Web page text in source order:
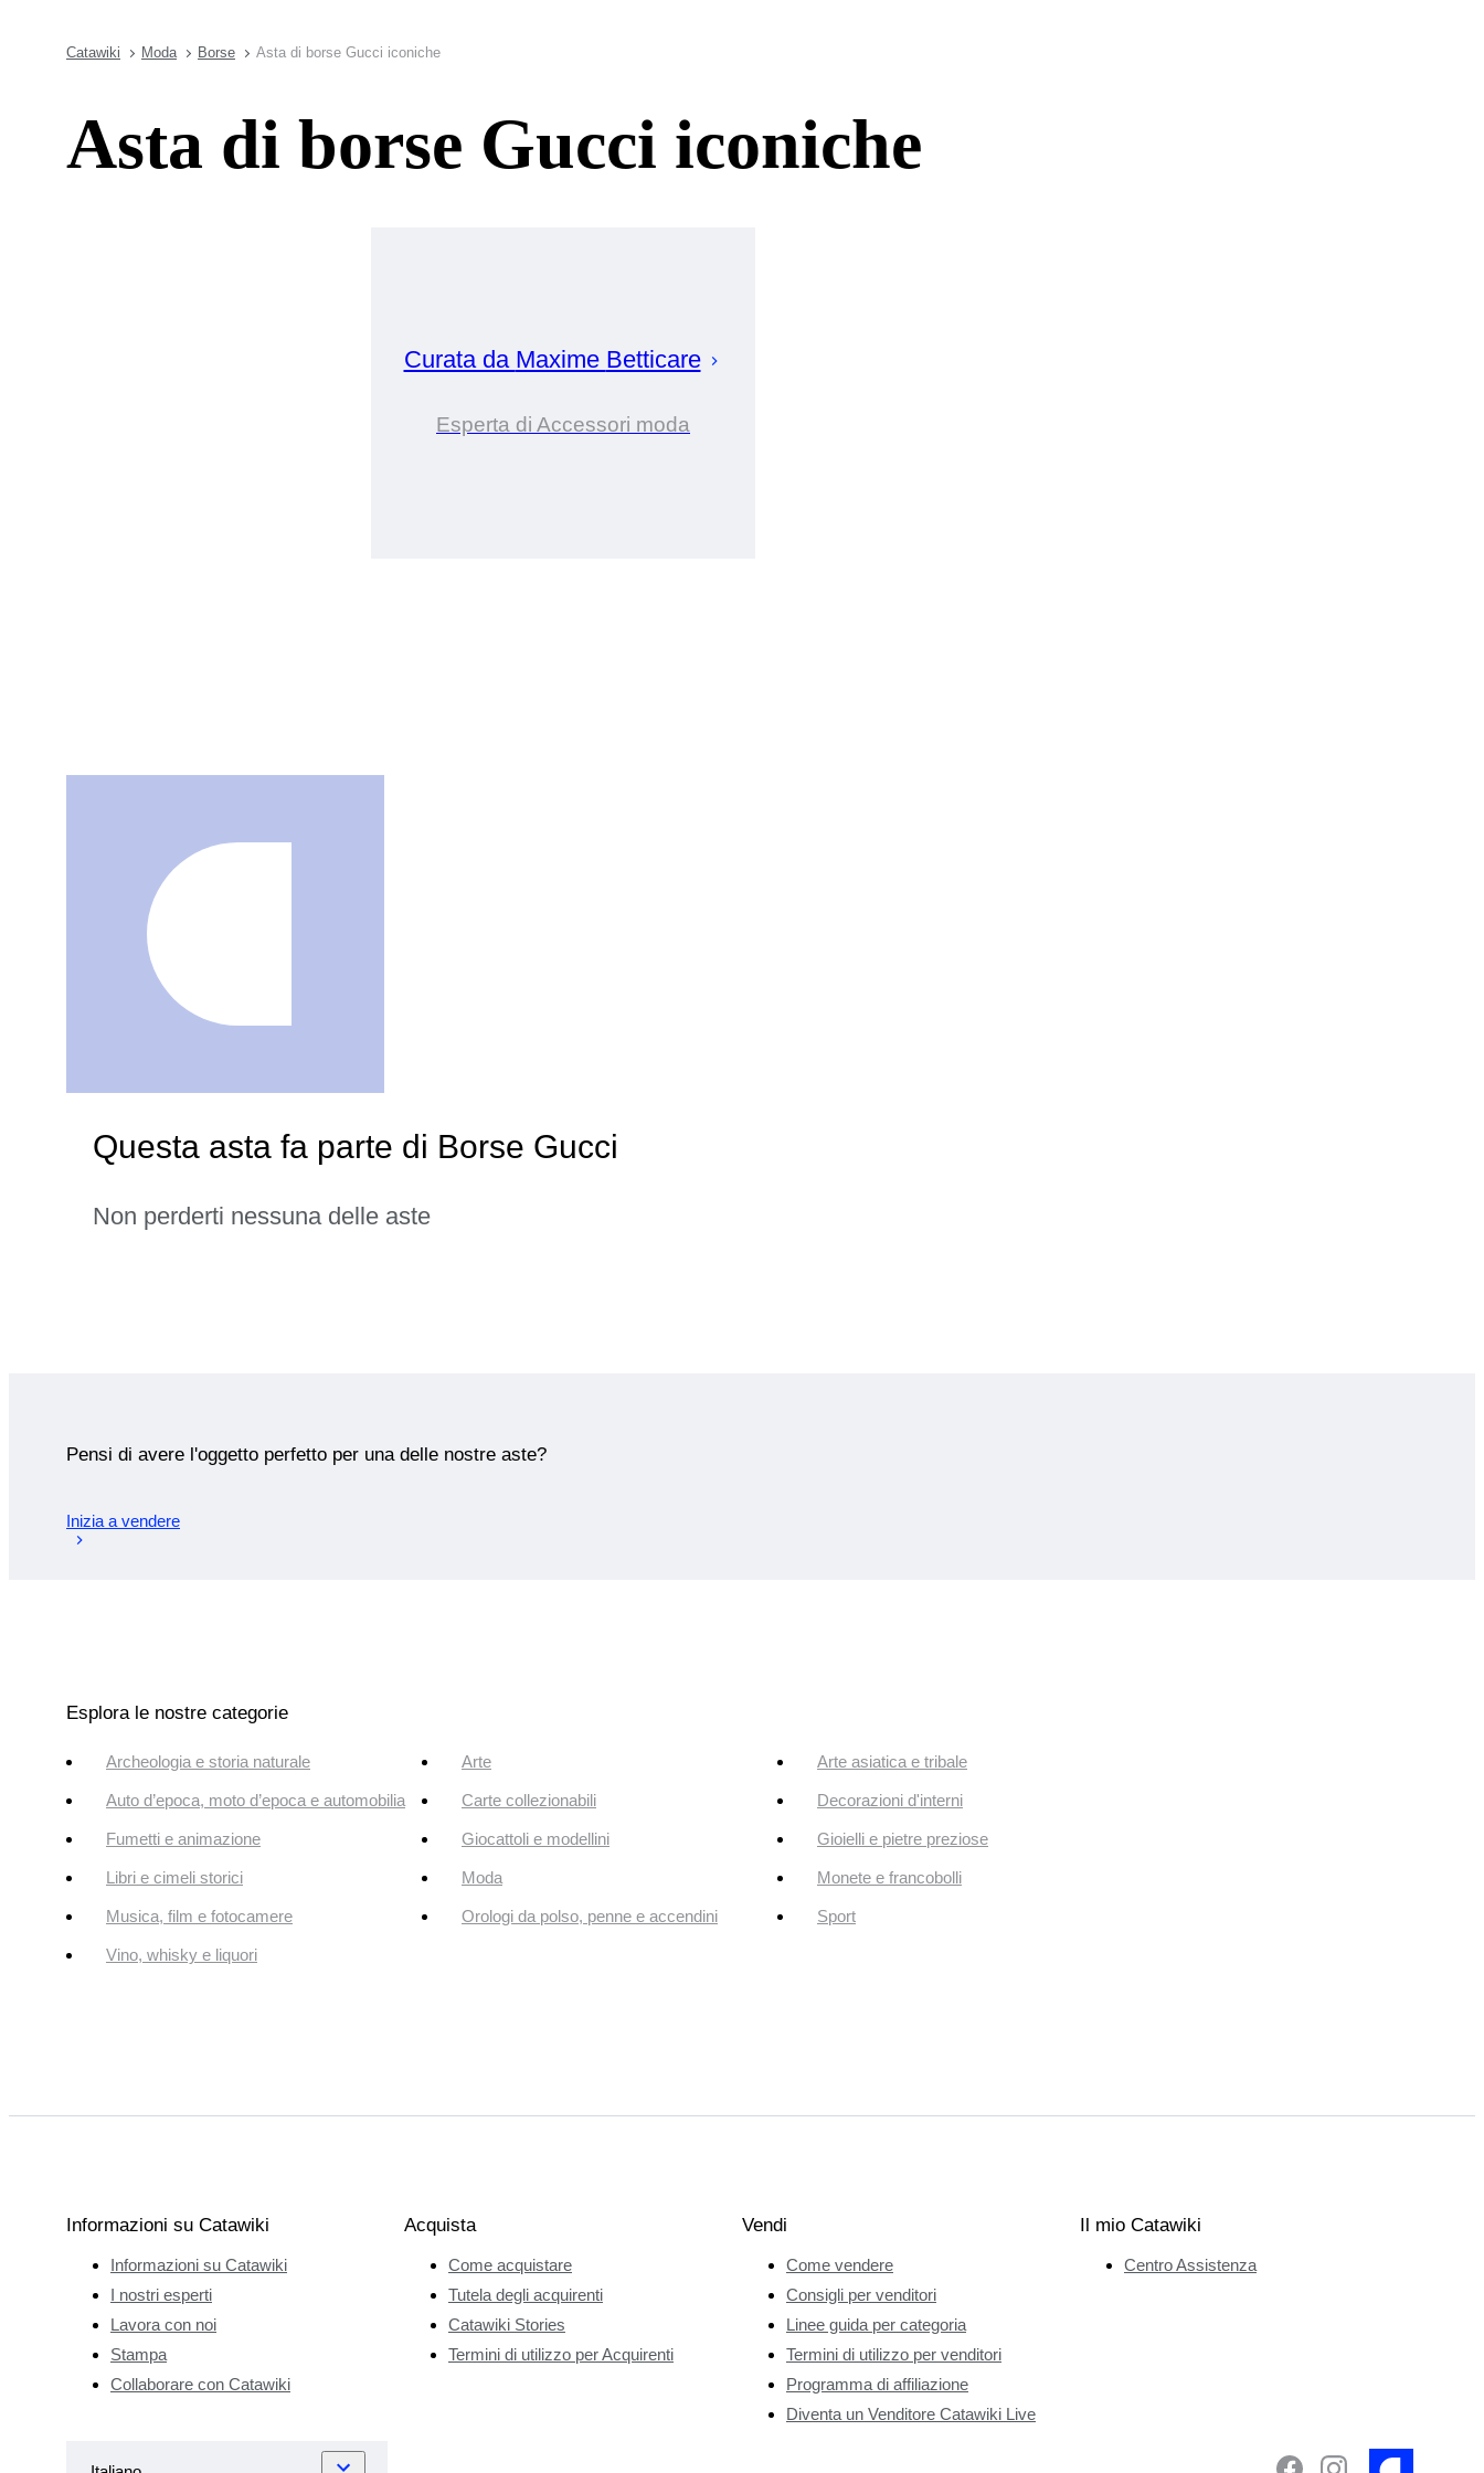
Catawiki Moda Borse Asta di borse Gucci iconiche
Asta di borse Gucci iconiche
Curata da Maxime Betticare
Esperta di Accessori moda
Questa asta fa parte di Borse Gucci
Non perderti nessuna delle aste
Pensi di avere l'oggetto perfetto per una delle nostre aste?
Inizia a vendere
Esplora le nostre categorie
Archeologia e storia naturale Arte Arte asiatica e tribale
Auto d’epoca, moto d’epoca e automobilia Carte collezionabili Decorazioni d'interni
Fumetti e animazione Giocattoli e modellini Gioielli e pietre preziose
Libri e cimeli storici Moda Monete e francobolli
Musica, film e fotocamere Orologi da polso, penne e accendini Sport
Vino, whisky e liquori
Informazioni su Catawiki
Informazioni su Catawiki
I nostri esperti
Lavora con noi
Stampa
Collaborare con Catawiki
Acquista
Come acquistare
Tutela degli acquirenti
Catawiki Stories
Termini di utilizzo per Acquirenti
Vendi
Come vendere
Consigli per venditori
Linee guida per categoria
Termini di utilizzo per venditori
Programma di affiliazione
Diventa un Venditore Catawiki Live
Il mio Catawiki
Centro Assistenza